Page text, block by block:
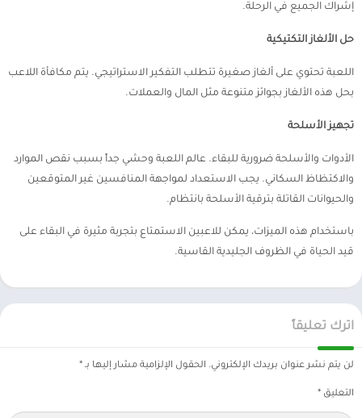
إشراك الجميع في الرحلة.
حل الألغاز التكتيكية
اللعبة تحتوي على ألغاز صغيرة تتطلب التفكير الاستراتيجي. يتم مكافأة اللاعب
بحل هذه الألغاز بجوائز متنوعة مثل المال والعملات.
تجهيز الأسلحة
الأدوات والأسلحة ضرورية للبقاء. عالم اللعبة وحشي جداً بسبب نقص الموارد
والاكتظاظ السكاني. يجب الاستعداد لمواجهة المنافسين غير المتوقعين
والحيوانات القاتلة بترقية الأسلحة بانتظام.
باستخدام هذه الميزات، يمكن للاعبين الاستمتاع بتجربة مثيرة في البقاء على
قيد الحياة في الظروف الجليدية القاسية.
اترك تعليقاً
لن يتم نشر عنوان بريدك الإلكتروني. الحقول الإلزامية مشار إليها بـ *
التعليق *